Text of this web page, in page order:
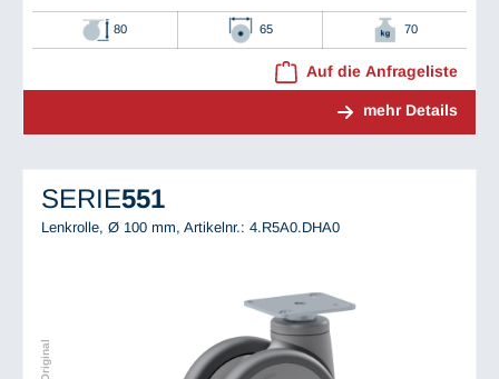
80 65 70
Auf die Anfrageliste
mehr Details
SERIE551
Lenkrolle, Ø 100 mm, Artikelnr.: 4.R5A0.DHA0